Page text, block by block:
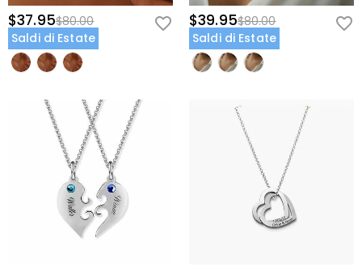
$37.95$80.00
Saldi di Estate
$39.95$80.00
Saldi di Estate